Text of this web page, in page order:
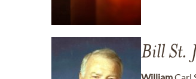
Bill St.